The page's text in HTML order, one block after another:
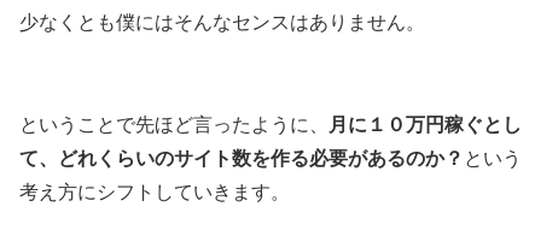
少なくとも僕にはそんなセンスはありません。
ということで先ほど言ったように、
月に１０万円稼ぐとし
て、どれくらいのサイト数を作る必要があるのか？ という
考え方にシフトしていきます。